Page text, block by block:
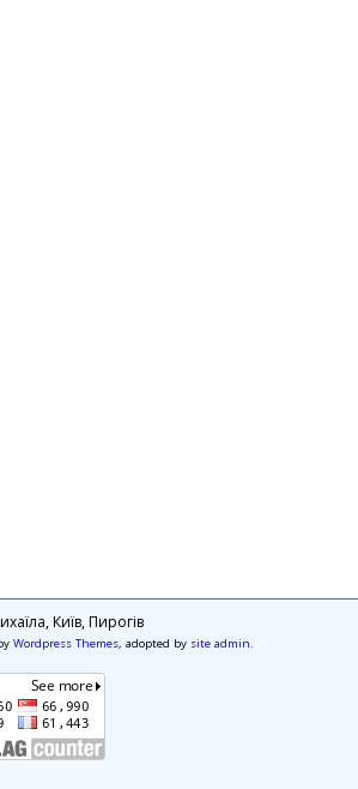
Київ, Пирогів
Wordpress Themes, adopted by site admin.